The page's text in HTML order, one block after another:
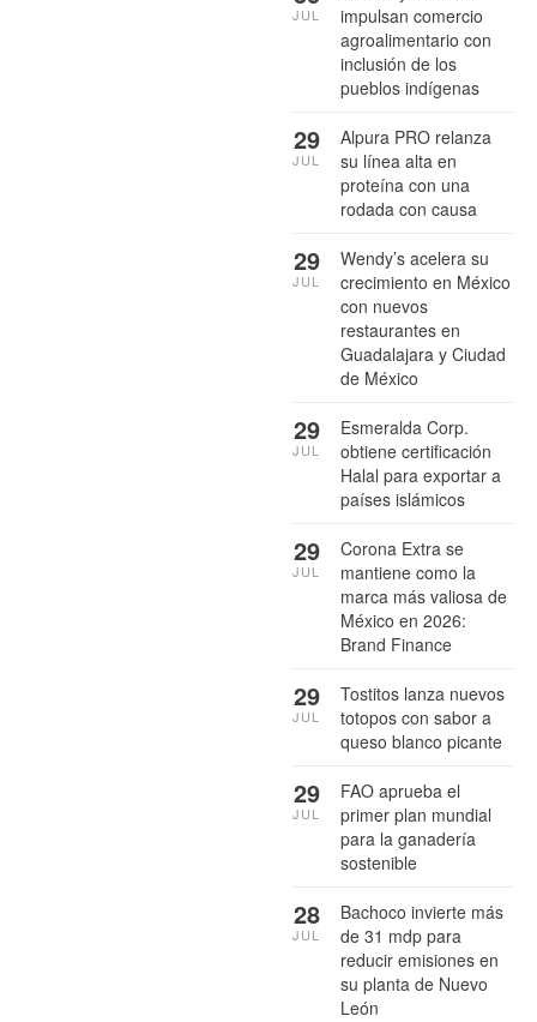
impulsan comercio
agroalimentario con
inclusión de los
pueblos indígenas
JUL
Alpura PRO relanza
su línea alta en
proteína con una
rodada con causa
29
JUL
Wendy’s acelera su
crecimiento en México
con nuevos
restaurantes en
Guadalajara y Ciudad
de México
29
JUL
Esmeralda Corp.
obtiene certificación
Halal para exportar a
países islámicos
29
JUL
Corona Extra se
mantiene como la
marca más valiosa de
México en 2026:
Brand Finance
29
JUL
Tostitos lanza nuevos
totopos con sabor a
queso blanco picante
29
JUL
FAO aprueba el
primer plan mundial
para la ganadería
sostenible
29
JUL
Bachoco invierte más
de 31 mdp para
reducir emisiones en
su planta de Nuevo
León
28
JUL